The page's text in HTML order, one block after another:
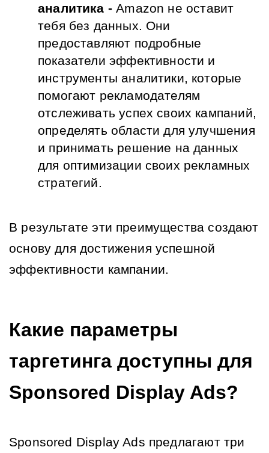
аналитика - Amazon не оставит
тебя без данных. Они
предоставляют подробные
показатели эффективности и
инструменты аналитики, которые
помогают рекламодателям
отслеживать успех своих кампаний,
определять области для улучшения
и принимать решение на данных
для оптимизации своих рекламных
стратегий.
В результате эти преимущества создают
основу для достижения успешной
эффективности кампании.
Какие параметры
таргетинга доступны для
Sponsored Display Ads?
Sponsored Display Ads предлагают три